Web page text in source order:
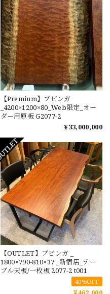
【Premium】ブビンガ
_4200×1200×80_Web限定_オー
ダー用原板 G2077-2
¥33,000,000
【OUTLET】ブビンガ _
1800×790-810×37 _新宿店_テー
ブル天板/一枚板 2077-2 t001
40%OFF